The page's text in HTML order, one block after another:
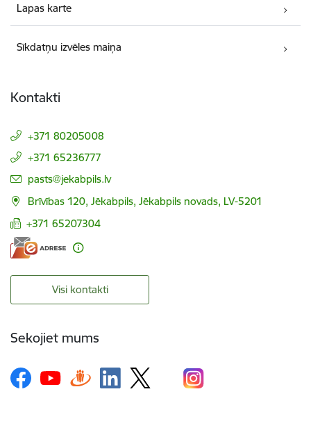
Lapas karte
Sīkdatņu izvēles maiņa
Kontakti
+371 80205008
+371 65236777
E-pasts:
pasts@jekabpils.lv
Brīvības 120, Jēkabpils, Jēkabpils novads, LV-5201
+371 65207304
Visi kontakti
Sekojiet mums